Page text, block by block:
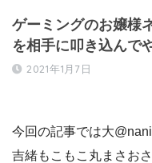
ゲーミングのお嬢様
を相手に叩き込んで
2021年1月7日
今回の記事では大@nani
吉緒もこもこ丸まさおさ